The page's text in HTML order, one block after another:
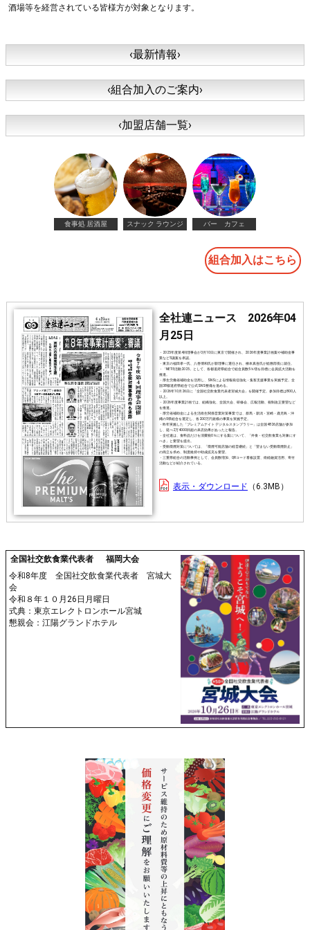
酒場等を経営されている皆様方が対象となります。
‹最新情報›
‹組合加入のご案内›
‹加盟店舗一覧›
食事処 居酒屋 スナック ラウンジ バー カフェ
組合加入はこちら
全社連ニュース 2026年04
月25日
・2025年度第4回理事会が3月10日に東京で開催され、2026年度事業計画案や補助金事
業など5議案を承認。
・東京の福田孝一氏、八巻博和氏が新理事に選任され、柳本真吾氏が総務部長に就任。
・「NET-5活動2025」として、各都道府県組合で組合員数5％増を目標に会員拡大活動を
推進。
・厚生労働省補助金を活用し、SNSによる情報発信強化・集客支援事業を実施予定。全
国38都道府県組合で公式SNS整備を進める。
・2026年10月26日に「全国社交飲食業代表者宮城大会」を開催予定。参加目標は800人
以上。
・2026年度事業計画では、組織強化、全国大会、研修会、広報活動、税制改正要望など
を推進。
・厚労省補助金による生活衛生関係営業対策事業では、群馬・新潟・宮崎・鹿児島・沖
縄の5県組合を選定し、各200万円規模の事業を実施予定。
・昨年実施した「プレミアムナイト デジタルスタンプラリー」は全国4826店舗が参加
し、延べ2万4000回超の来店効果があったと報告。
・全社連は、食料品だけを消費税0％にする案について、「外食・社交飲食業も対象にす
べき」と要望を提出。
・受動喫煙対策については、「喫煙可能店舗の経営継続」と「望まない受動喫煙防止」
の両立を求め、制度維持や助成拡充を要望。
・三重県組合の活動事例として、会員数増加、QRコード看板設置、衛経融資活用、寄付
活動などが紹介されている。
表示・ダウンロード 6.3MB
全国社交飲食業代表者 福岡大会
令和8年度 全国社交飲食業代表者 宮城大
会
令和８年１０月26日月曜日
式典：東京エレクトロンホール宮城
懇親会：江陽グランドホテル